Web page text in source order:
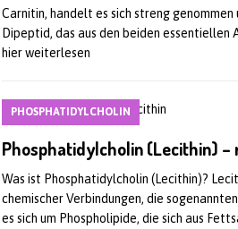
Carnitin, handelt es sich streng genommen
Dipeptid, das aus den beiden essentiellen
hier weiterlesen
PHOSPHATIDYLCHOLIN
Phosphatidylcholin (Lecithin)
Was ist Phosphatidylcholin (Lecithin)?
chemischer Verbindungen, die
es sich um Phospholipide, die sich aus